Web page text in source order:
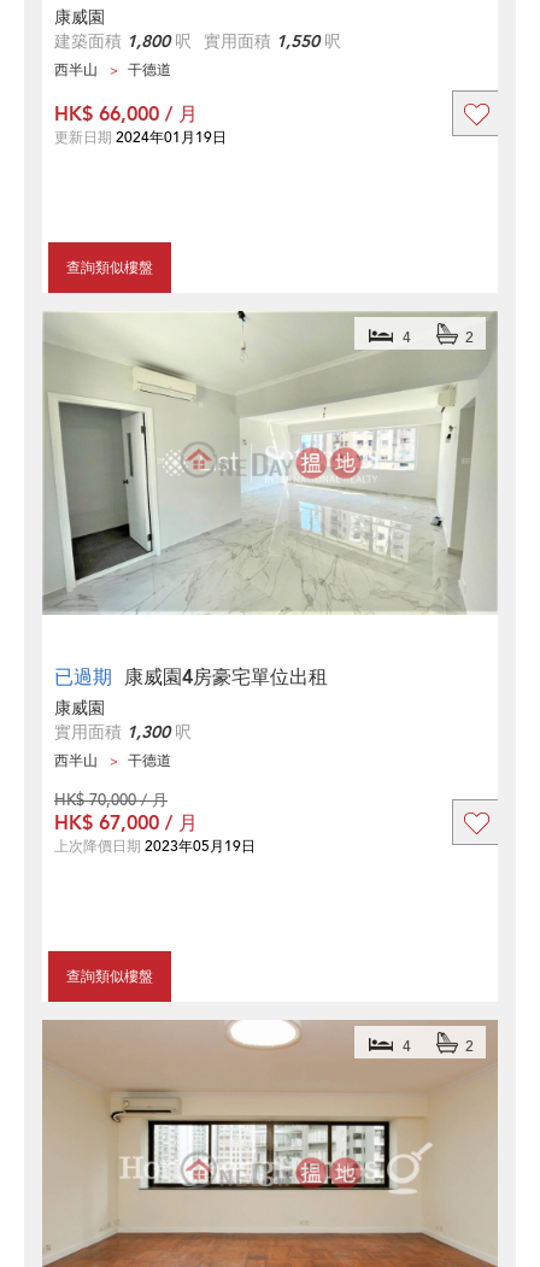
康威園
建築面積 1,800呎 實用面積 1,550呎
西半山 干德道
查詢類似樓盤
HK$ 66,000 / 月
更新日期 2024年01月19日
已過期 康威園4房豪宅單位出租
4 2
康威園
實用面積 1,300呎
西半山 干德道
查詢類似樓盤
HK$ 70,000 / 月
HK$ 67,000 / 月
上次降價日期 2023年05月19日
4 2